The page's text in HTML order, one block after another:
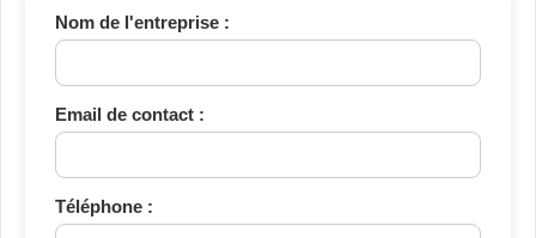
Nom de l'entreprise :
Email de contact :
Téléphone :